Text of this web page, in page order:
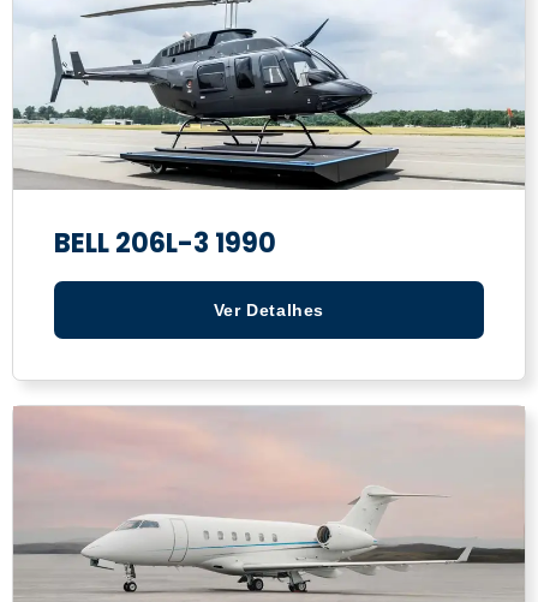
BELL 206L-3 1990
Ver Detalhes